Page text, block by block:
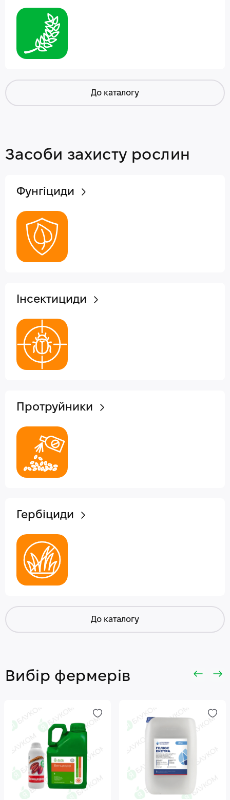
До каталогу
Засоби захисту рослин
Фунгіциди
Інсектициди
Протруйники
Гербіциди
До каталогу
Вибір фермерів